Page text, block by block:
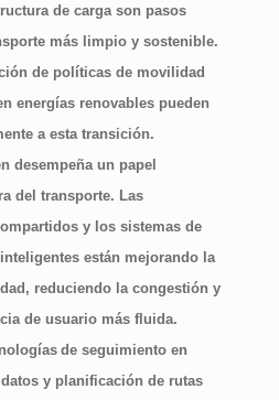
de carga son pasos
más limpio y sostenible.
de políticas de movilidad
energías renovables pueden
a esta transición.
desempeña un papel
del transporte. Las
y los sistemas de
están mejorando la
reduciendo la congestión y
de usuario más fluida.
de seguimiento en
y planificación de rutas